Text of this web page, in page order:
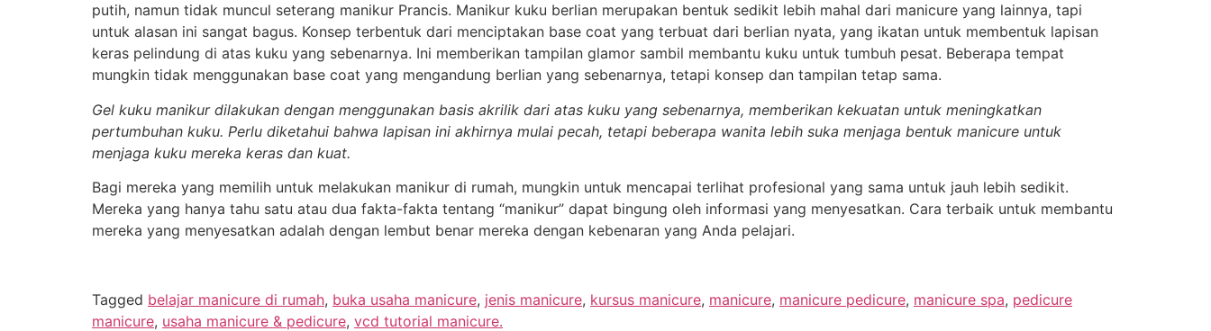
putih, namun tidak muncul seterang manikur Prancis. Manikur kuku berlian merupakan bentuk sedikit lebih mahal dari manicure yang lainnya, tapi
untuk alasan ini sangat bagus. Konsep terbentuk dari menciptakan base coat yang terbuat dari berlian nyata, yang ikatan untuk membentuk lapisan
keras pelindung di atas kuku yang sebenarnya. Ini memberikan tampilan glamor sambil membantu kuku untuk tumbuh pesat. Beberapa tempat
mungkin tidak menggunakan base coat yang mengandung berlian yang sebenarnya, tetapi konsep dan tampilan tetap sama.
Gel kuku manikur dilakukan dengan menggunakan basis akrilik dari atas kuku yang sebenarnya, memberikan kekuatan untuk meningkatkan
pertumbuhan kuku. Perlu diketahui bahwa lapisan ini akhirnya mulai pecah, tetapi beberapa wanita lebih suka menjaga bentuk manicure untuk
menjaga kuku mereka keras dan kuat.
Bagi mereka yang memilih untuk melakukan manikur di rumah, mungkin untuk mencapai terlihat profesional yang sama untuk jauh lebih sedikit.
Mereka yang hanya tahu satu atau dua fakta-fakta tentang “manikur” dapat bingung oleh informasi yang menyesatkan. Cara terbaik untuk membantu
mereka yang menyesatkan adalah dengan lembut benar mereka dengan kebenaran yang Anda pelajari.
Tagged belajar manicure di rumah, buka usaha manicure, jenis manicure, kursus manicure, manicure, manicure pedicure, manicure spa, pedicure
manicure, usaha manicure & pedicure, vcd tutorial manicure.